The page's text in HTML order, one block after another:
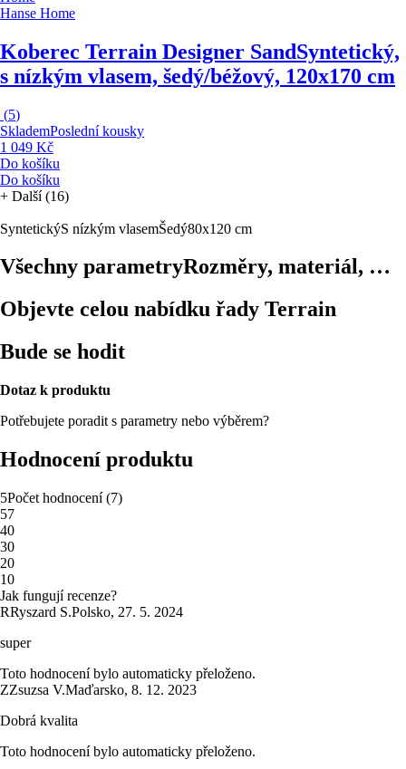
Hanse Home
Koberec Terrain Designer SandSyntetický,
s nízkým vlasem, šedý/béžový, 120x170 cm
(5)
SklademPoslední kousky
1 049 Kč
Do košíku
Do košíku
+ Další (16)
SyntetickýS nízkým vlasemŠedý80x120 cm
Všechny parametryRozměry, materiál, …
Objevte celou nabídku řady Terrain
Bude se hodit
Dotaz k produktu
Potřebujete poradit s parametry nebo výběrem?
Hodnocení produktu
5Počet hodnocení(7)
57
40
30
20
10
Jak fungují recenze?
RRyszard S.Polsko, 27. 5. 2024
super
Toto hodnocení bylo automaticky přeloženo.
ZZsuzsa V.Maďarsko, 8. 12. 2023
Dobrá kvalita
Toto hodnocení bylo automaticky přeloženo.